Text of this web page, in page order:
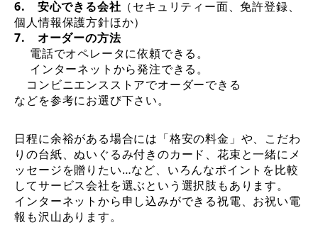
6. 安心できる会社 （セキュリティー面、免許登録、
個人情報保護方針ほか）
7. オーダーの方法
電話でオペレータに依頼できる。
インターネットから発注できる。
コンビニエンスストアでオーダーできる
などを参考にお選び下さい。
日程に余裕がある場合には「格安の料金」や、こだわ
りの台紙、ぬいぐるみ付きのカード、花束と一緒にメ
ッセージを贈りたい…など、いろんなポイントを比較
してサービス会社を選ぶという選択肢もあります。
インターネットから申し込みができる祝電、お祝い電
報も沢山あります。